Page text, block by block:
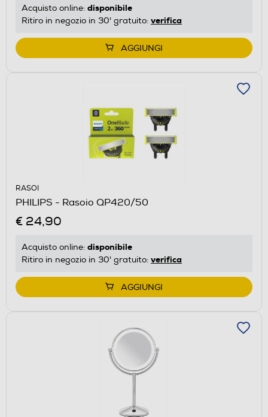
Acquisto online: disponibile
Ritiro in negozio in 30' gratuito: verifica
AGGIUNGI
RASOI
PHILIPS - Rasoio QP420/50
€ 24,90
Acquisto online: disponibile
Ritiro in negozio in 30' gratuito: verifica
AGGIUNGI